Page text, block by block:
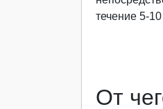
течение 5-
От